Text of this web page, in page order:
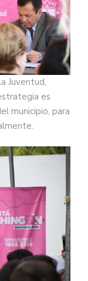
Juventud,
es
municipio, para